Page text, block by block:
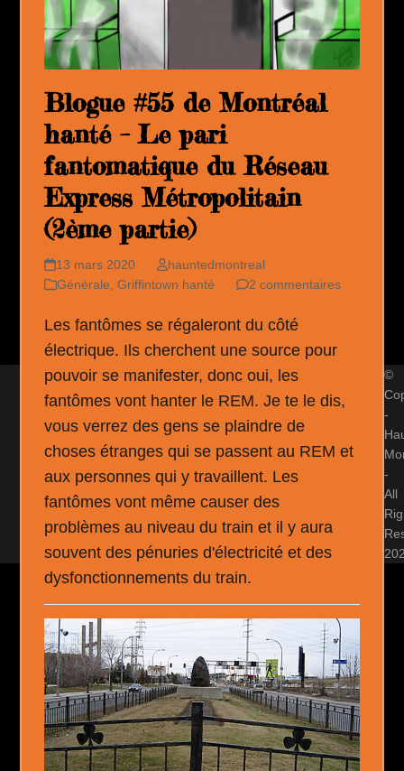
Blogue #55 de Montréal
hanté – Le pari
fantomatique du Réseau
Express Métropolitain
(2ème partie)
13 mars 2020
hauntedmontreal
Générale ,Griffintown hanté 2 commentaires
Les fantômes se régaleront du côté
électrique. Ils cherchent une source pour
pouvoir se manifester, donc oui, les
fantômes vont hanter le REM. Je te le dis,
vous verrez des gens se plaindre de
choses étranges qui se passent au REM et
aux personnes qui y travaillent. Les
fantômes vont même causer des
problèmes au niveau du train et il y aura
souvent des pénuries d'électricité et des
dysfonctionnements du train.
©
-
-
All